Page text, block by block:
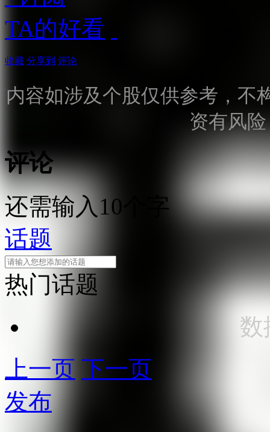
TA的好看
收藏 分享到 评论
内容如涉及个股仅供参考，不
资有风
评论
还需输入10个字
话题
热门话题
数
上一页 下一页
发布